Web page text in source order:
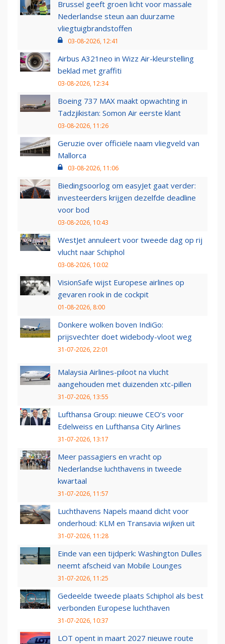
Brussel geeft groen licht voor massale
Nederlandse steun aan duurzame
vliegtuigbrandstoffen
03-08-2026, 12:41
Airbus A321neo in Wizz Air-kleurstelling
beklad met graffiti
03-08-2026, 12:34
Boeing 737 MAX maakt opwachting in
Tadzjikistan: Somon Air eerste klant
03-08-2026, 11:26
Geruzie over officiële naam vliegveld van
Mallorca
03-08-2026, 11:06
Biedingsoorlog om easyJet gaat verder:
investeerders krijgen dezelfde deadline
voor bod
03-08-2026, 10:43
WestJet annuleert voor tweede dag op rij
vlucht naar Schiphol
03-08-2026, 10:02
VisionSafe wijst Europese airlines op
gevaren rook in de cockpit
01-08-2026, 8:00
Donkere wolken boven IndiGo:
prijsvechter doet widebody-vloot weg
31-07-2026, 22:01
Malaysia Airlines-piloot na vlucht
aangehouden met duizenden xtc-pillen
31-07-2026, 13:55
Lufthansa Group: nieuwe CEO’s voor
Edelweiss en Lufthansa City Airlines
31-07-2026, 13:17
Meer passagiers en vracht op
Nederlandse luchthavens in tweede
kwartaal
31-07-2026, 11:57
Luchthavens Napels maand dicht voor
onderhoud: KLM en Transavia wijken uit
31-07-2026, 11:28
Einde van een tijdperk: Washington Dulles
neemt afscheid van Mobile Lounges
31-07-2026, 11:25
Gedeelde tweede plaats Schiphol als best
verbonden Europese luchthaven
31-07-2026, 10:37
LOT opent in maart 2027 nieuwe route